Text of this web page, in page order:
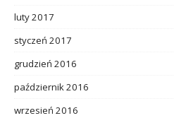
luty 2017
styczeń 2017
grudzień 2016
październik 2016
wrzesień 2016